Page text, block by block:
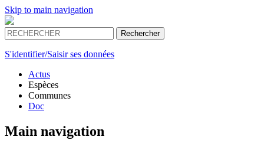
Skip to main navigation
S'identifier/Saisir ses données
Actus
Espèces
Communes
Doc
Main navigation